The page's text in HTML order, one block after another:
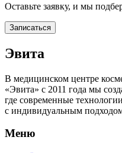
Оставьте заявку, и мы
Записаться
Эвита
В медицинском центре
«Эвита» с 2011 года мы
где современные
с индивидуальным
Меню